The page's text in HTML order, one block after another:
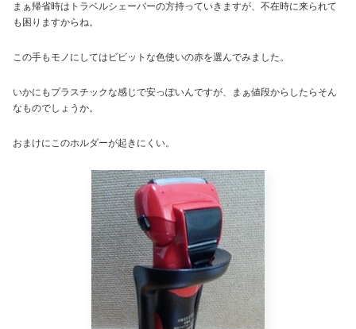
まぁ帰省時はトラベルシェーバーの方持っていきますが、不在時に来られて
も困りますからね。
この手もモノにしてはビビットな色使いの赤を選んでみました。
いかにもプラスチックな感じで安っぽいんですが、まぁ値段からしたらそん
なものでしょうか。
おまけにこのホルダーが起きにくい。